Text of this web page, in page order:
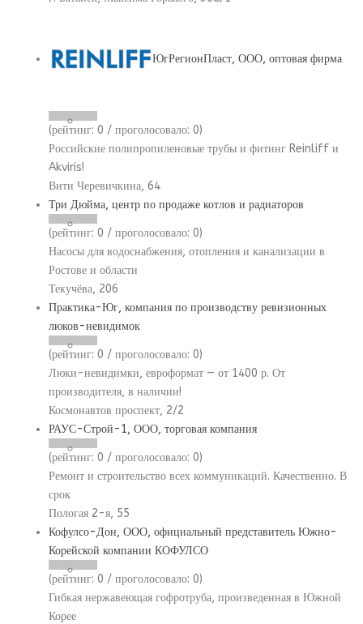
ЮгРегионПласт, ООО, оптовая фирма
(рейтинг: 0 / проголосовало: 0)
Российские полипропиленовые трубы и фитинг Reinliff и
Akviris!
Вити Черевичкина, 64
Три Дюйма, центр по продаже котлов и радиаторов
(рейтинг: 0 / проголосовало: 0)
Насосы для водоснабжения, отопления и канализации в
Ростове и области
Текучёва, 206
Практика-Юг, компания по производству ревизионных
люков-невидимок
(рейтинг: 0 / проголосовало: 0)
Люки-невидимки, евроформат — от 1400 р. От
производителя, в наличии!
Космонавтов проспект, 2/2
РАУС-Строй-1, ООО, торговая компания
(рейтинг: 0 / проголосовало: 0)
Ремонт и строительство всех коммуникаций. Качественно. В
срок
Пологая 2-я, 55
Кофулсо-Дон, ООО, официальный представитель Южно-
Корейской компании КОФУЛСО
(рейтинг: 0 / проголосовало: 0)
Гибкая нержавеющая гофротруба, произведенная в Южной
Корее